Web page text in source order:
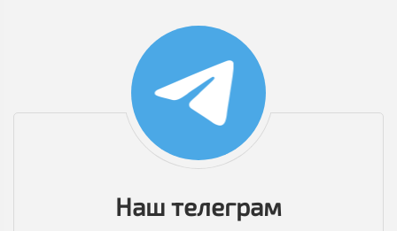
Наш телеграм